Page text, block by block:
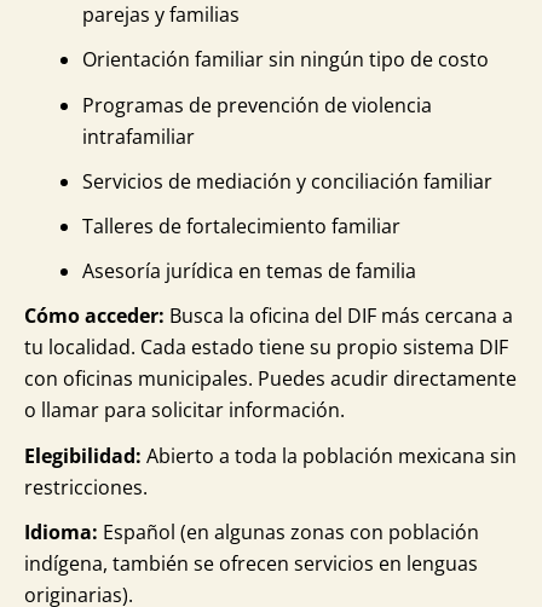
parejas y familias
Orientación familiar sin ningún tipo de costo
Programas de prevención de violencia
intrafamiliar
Servicios de mediación y conciliación familiar
Talleres de fortalecimiento familiar
Asesoría jurídica en temas de familia
Cómo acceder: Busca la oficina del DIF más cercana a
tu localidad. Cada estado tiene su propio sistema DIF
con oficinas municipales. Puedes acudir directamente
o llamar para solicitar información.
Elegibilidad: Abierto a toda la población mexicana sin
restricciones.
Idioma: Español (en algunas zonas con población
indígena, también se ofrecen servicios en lenguas
originarias).